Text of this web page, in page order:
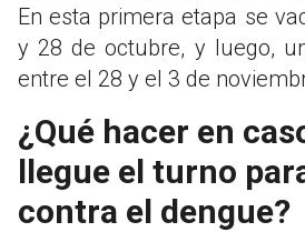
En esta primera etapa se
y 28 de octubre, y luego,
entre el 28 y el 3 de
¿Qué hacer en
llegue el turno
contra el dengue?